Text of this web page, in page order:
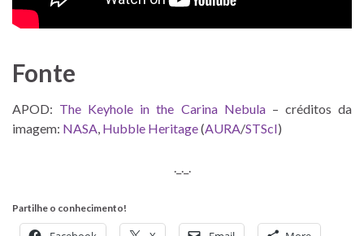
Fonte
APOD: The Keyhole in the Carina Nebula– créditos da
imagem: NASA, Hubble Heritage(AURA/STScI)
._._.
Partilhe o conhecimento!